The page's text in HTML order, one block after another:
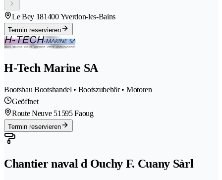
Le Bey 181400 Yverdon-les-Bains
Termin reservieren
H-Tech Marine SA
Bootsbau Bootshandel • Bootszubehör • Motoren
Geöffnet
Route Neuve 51595 Faoug
Termin reservieren
Chantier naval d Ouchy F. Cuany Sàrl